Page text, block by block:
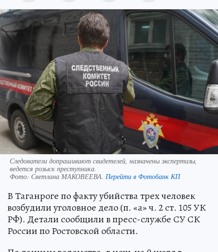
Следователи допрашивают свидетелей, назначены экспертизы,
ведется розыск преступника.
Фото: Светлана МАКОВЕЕВА. Перейти в Фотобанк КП
В Таганроге по факту убийства трех человек
возбудили уголовное дело (п. «а» ч. 2 ст. 105 УК
РФ). Детали сообщили в пресс-службе СУ СК
России по Ростовской области.